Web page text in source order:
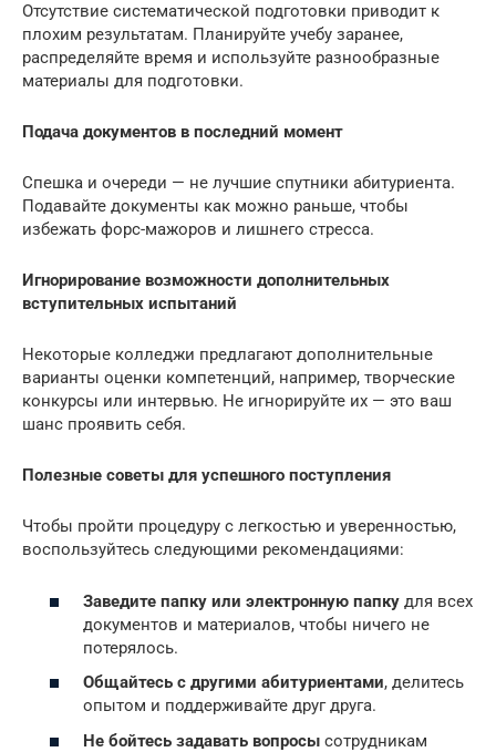
Отсутствие систематической подготовки приводит к
плохим результатам. Планируйте учебу заранее,
распределяйте время и используйте разнообразные
материалы для подготовки.
Подача документов в последний момент
Спешка и очереди — не лучшие спутники абитуриента.
Подавайте документы как можно раньше, чтобы
избежать форс-мажоров и лишнего стресса.
Игнорирование возможности дополнительных
вступительных испытаний
Некоторые колледжи предлагают дополнительные
варианты оценки компетенций, например, творческие
конкурсы или интервью. Не игнорируйте их — это ваш
шанс проявить себя.
Полезные советы для успешного поступления
Чтобы пройти процедуру с легкостью и уверенностью,
воспользуйтесь следующими рекомендациями:
Заведите папку или электронную папку для всех
документов и материалов, чтобы ничего не
потерялось.
Общайтесь с другими абитуриентами, делитесь
опытом и поддерживайте друг друга.
Не бойтесь задавать вопросы сотрудникам